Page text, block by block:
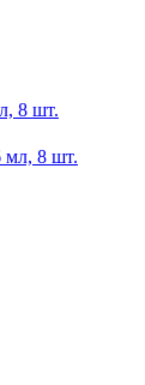
8 шт.